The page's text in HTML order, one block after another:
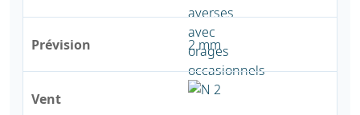
Prévision
Vent
2 mm